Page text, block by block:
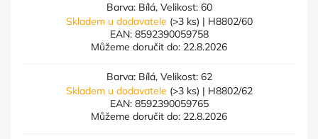
Barva: Bílá, Velikost: 60
Skladem u dodavatele (>3 ks) | H8802/60
EAN: 8592390059758
Můžeme doručit do: 22.8.2026
Barva: Bílá, Velikost: 62
Skladem u dodavatele (>3 ks) | H8802/62
EAN: 8592390059765
Můžeme doručit do: 22.8.2026